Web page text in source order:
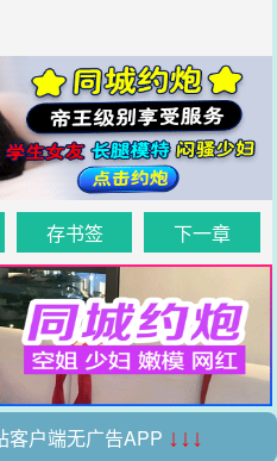
存书签 下一章
客户端无广告APP ↓↓↓